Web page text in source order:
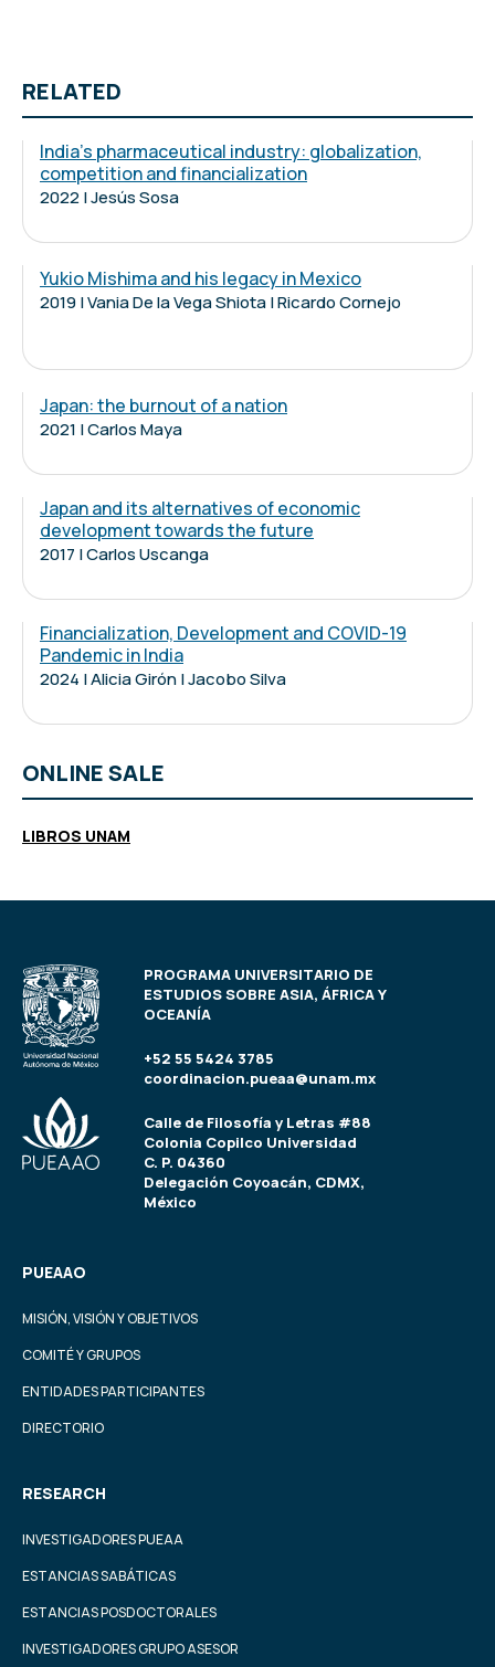
RELATED
India's pharmaceutical industry: globalization,
competition and financialization
2022 | Jesús Sosa
Yukio Mishima and his legacy in Mexico
2019 | Vania De la Vega Shiota | Ricardo Cornejo
Japan: the burnout of a nation
2021 | Carlos Maya
Japan and its alternatives of economic
development towards the future
2017 | Carlos Uscanga
Financialization, Development and COVID-19
Pandemic in India
2024 | Alicia Girón | Jacobo Silva
ONLINE SALE
LIBROS UNAM
PROGRAMA UNIVERSITARIO DE
ESTUDIOS SOBRE ASIA, ÁFRICA Y
OCEANÍA
+52 55 5424 3785
coordinacion.pueaa@unam.mx
Calle de Filosofía y Letras #88
Colonia Copilco Universidad
C. P. 04360
Delegación Coyoacán, CDMX,
México
PUEAAO
MISIÓN, VISIÓN Y OBJETIVOS
COMITÉ Y GRUPOS
ENTIDADES PARTICIPANTES
DIRECTORIO
RESEARCH
INVESTIGADORES PUEAA
ESTANCIAS SABÁTICAS
ESTANCIAS POSDOCTORALES
INVESTIGADORES GRUPO ASESOR